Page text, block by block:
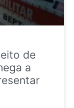
de
a